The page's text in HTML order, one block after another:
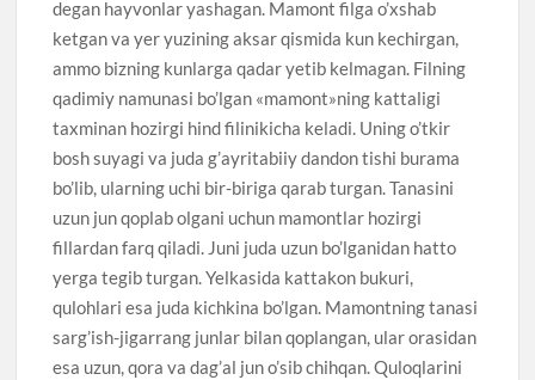
degan hayvonlar yashagan. Mamont filga o’xshab
ketgan va yer yuzining aksar qismida kun kechirgan,
ammo bizning kunlarga qadar yetib kelmagan. Filning
qadimiy namunasi bo’lgan «mamont»ning kattaligi
taxminan hozirgi hind filinikicha keladi. Uning o’tkir
bosh suyagi va juda g’ayritabiiy dandon tishi burama
bo’lib, ularning uchi bir-biriga qarab turgan. Tanasini
uzun jun qoplab olgani uchun mamontlar hozirgi
fillardan farq qiladi. Juni juda uzun bo’lganidan hatto
yerga tegib turgan. Yelkasida kattakon bukuri,
qulohlari esa juda kichkina bo’lgan. Mamontning tanasi
sarg’ish-jigarrang junlar bilan qoplangan, ular orasidan
esa uzun, qora va dag’al jun o’sib chihqan. Quloqlarini